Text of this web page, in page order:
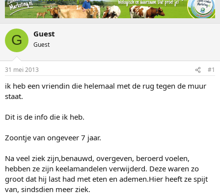
e
r
w
e
r
p
s
t
r
t
r
r
t
a
t
m
G Guest
Guest
31 mei 2013 #1
ik heb een vriendin die helemaal met de rug tegen de muur
staat.
Dit is de info die ik heb.
Zoontje van ongeveer 7 jaar.
Na veel ziek zijn,benauwd, overgeven, beroerd voelen,
hebben ze zijn keelamandelen verwijderd. Deze waren zo
groot dat hij last had met eten en ademen.Hier heeft ze spijt
van, sindsdien meer ziek.